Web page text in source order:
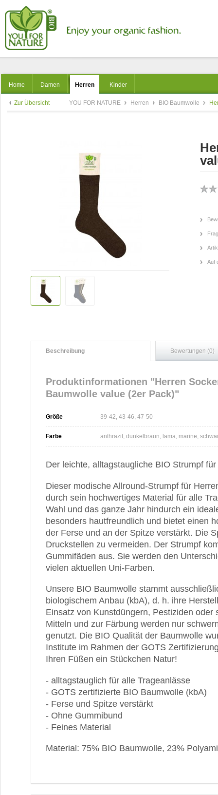
Home Damen Herren Kinder
Zur Übersicht YOU FOR NATURE Herren BIO Baumwolle
Auf
Beschreibung Bewertungen (0)
Produktinformationen "Herren
Baumwolle value (2er Pack)"
Größe 39-42, 43-46, 47-50
Farbe anthrazit, dunkelbraun, lama, marine,
Der leichte, alltagstaugliche BIO Strumpf
Dieser modische Allround-Strumpf für
durch sein hochwertiges Material für alle
Wahl und das ganze Jahr hindurch ein
besonders hautfreundlich und bietet einen
der Ferse und an der Spitze verstärkt. Die
Druckstellen zu vermeiden. Der Strumpf
Gummifäden aus. Sie werden den
vielen aktuellen Uni-Farben.
Unsere BIO Baumwolle stammt
biologischem Anbau (kbA), d. h. ihre
Einsatz von Kunstdüngern, Pestiziden oder
Mitteln und zur Färbung werden nur
genutzt. Die BIO Qualität der Baumwolle
Institute im Rahmen der GOTS
Ihren Füßen ein Stückchen Natur!
- alltagstauglich für alle Trageanlässe
- GOTS zertifizierte BIO Baumwolle (kbA)
- Ferse und Spitze verstärkt
- Ohne Gummibund
- Feines Material
Material: 75% BIO Baumwolle, 23%